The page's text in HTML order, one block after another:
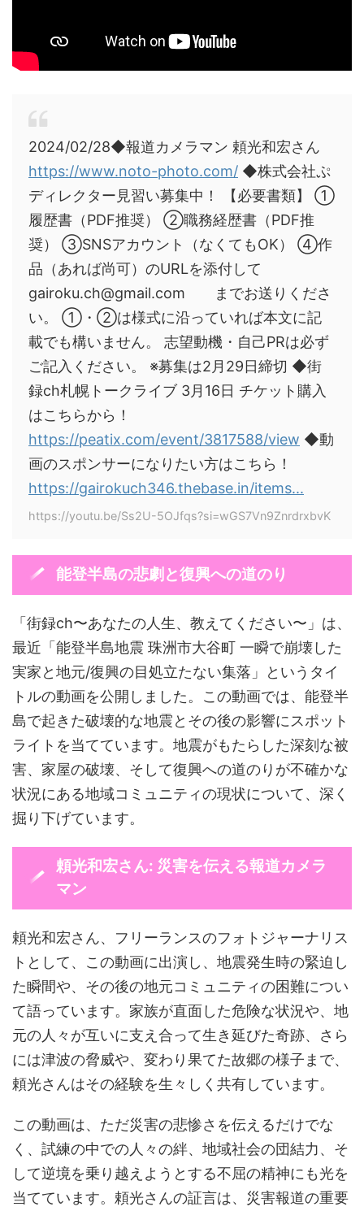
2024/02/28◆報道カメラマン 頼光和宏さん
https://www.noto-photo.com/ ◆株式会社ぷ
ディレクター見習い募集中！ 【必要書類】 ①
履歴書（PDF推奨） ②職務経歴書（PDF推
奨） ③SNSアカウント（なくてもOK） ④作
品（あれば尚可）のURLを添付して
gairoku.ch@gmail.com までお送りくださ
い。 ①・②は様式に沿っていれば本文に記
載でも構いません。 志望動機・自己PRは必ず
ご記入ください。 ※募集は2月29日締切 ◆街
録ch札幌トークライブ 3月16日 チケット購入
はこちらから！
https://peatix.com/event/3817588/view ◆動
画のスポンサーになりたい方はこちら！
https://gairokuch346.thebase.in/items...
https://youtu.be/Ss2U-5OJfqs?si=wGS7Vn9ZnrdrxbvK
能登半島の悲劇と復興への道のり
「街録ch〜あなたの人生、教えてください〜」は、
最近「能登半島地震 珠洲市大谷町 一瞬で崩壊した
実家と地元/復興の目処立たない集落」というタイ
トルの動画を公開しました。この動画では、能登半
島で起きた破壊的な地震とその後の影響にスポット
ライトを当てています。地震がもたらした深刻な被
害、家屋の破壊、そして復興への道のりが不確かな
状況にある地域コミュニティの現状について、深く
掘り下げています。
頼光和宏さん: 災害を伝える報道カメラ
マン
頼光和宏さん、フリーランスのフォトジャーナリス
トとして、この動画に出演し、地震発生時の緊迫し
た瞬間や、その後の地元コミュニティの困難につい
て語っています。家族が直面した危険な状況や、地
元の人々が互いに支え合って生き延びた奇跡、さら
には津波の脅威や、変わり果てた故郷の様子まで、
頼光さんはその経験を生々しく共有しています。
この動画は、ただ災害の悲惨さを伝えるだけでな
く、試練の中での人々の絆、地域社会の団結力、そ
して逆境を乗り越えようとする不屈の精神にも光を
当てています。頼光さんの証言は、災害報道の重要